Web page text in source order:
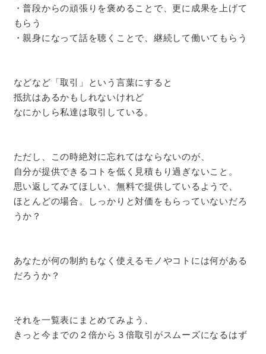
・普段からの頑張りを褒めることで、更に成果を上げて
もらう
・親身になって話を聴くことで、継続して働いてもらう
などなど「取引」という言葉にすると
抵抗はあるかもしれないけれど
なにかしら私達は取引している。
ただし、この時絶対に忘れてはならないのが、
自分が提供できるコトを低く見積もり過ぎないこと。
思い返してみてほしい、無料で提供しているようで、
ほとんどの場合。しっかりと対価をもらっていないだろ
うか？
あなたが何の制約もなく使えるモノやコトには何がある
だろうか？
それを一覧表にまとめてみよう、
きっと今までの２倍から３倍取引がスムーズになるはず